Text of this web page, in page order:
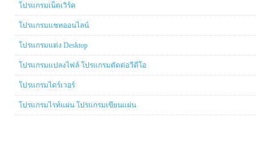
โปรแกรมเน็ตเวิร์ค
โปรแกรมแชทออนไลน์
โปรแกรมแต่ง Desktop
โปรแกรมแปลงไฟล์ โปรแกรมตัดต่อวีดีโอ
โปรแกรมไดร์เวอร์
โปรแกรมไรท์แผ่น โปรแกรมเขียนแผ่น